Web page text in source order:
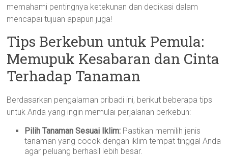
memahami pentingnya ketekunan dan dedikasi dalam
mencapai tujuan apapun juga!
Tips Berkebun untuk Pemula:
Memupuk Kesabaran dan Cinta
Terhadap Tanaman
Berdasarkan pengalaman pribadi ini, berikut beberapa tips
untuk Anda yang ingin memulai perjalanan berkebun:
Pilih Tanaman Sesuai Iklim: Pastikan memilih jenis
tanaman yang cocok dengan iklim tempat tinggal Anda
agar peluang berhasil lebih besar.